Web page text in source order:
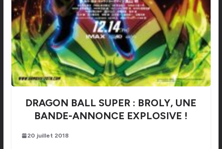
DRAGON BALL SUPER : BROLY, UNE
BANDE-ANNONCE EXPLOSIVE !
20 juillet 2018